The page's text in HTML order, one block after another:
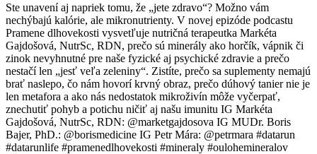
Ste unavení aj napriek tomu, že „jete zdravo“? Možno vám
nechýbajú kalórie, ale mikronutrienty. V novej epizóde podcastu
Pramene dlhovekosti vysvetľuje nutričná terapeutka Markéta
Gajdošová, NutrSc, RDN, prečo sú minerály ako horčík, vápnik či
zinok nevyhnutné pre naše fyzické aj psychické zdravie a prečo
nestačí len „jesť veľa zeleniny“. Zistíte, prečo sa suplementy nemajú
brať naslepo, čo nám hovorí krvný obraz, prečo dúhový tanier nie je
len metafora a ako nás nedostatok mikroživín môže vyčerpať,
znechutiť pohyb a potichu ničiť aj našu imunitu IG Markéta
Gajdošová, NutrSc, RDN: @marketgajdosova IG MUDr. Boris
Bajer, PhD.: @borismedicine IG Petr Mára: @petrmara #datarun
#datarunlife #pramenedlhovekosti #mineraly #oulohemineralov